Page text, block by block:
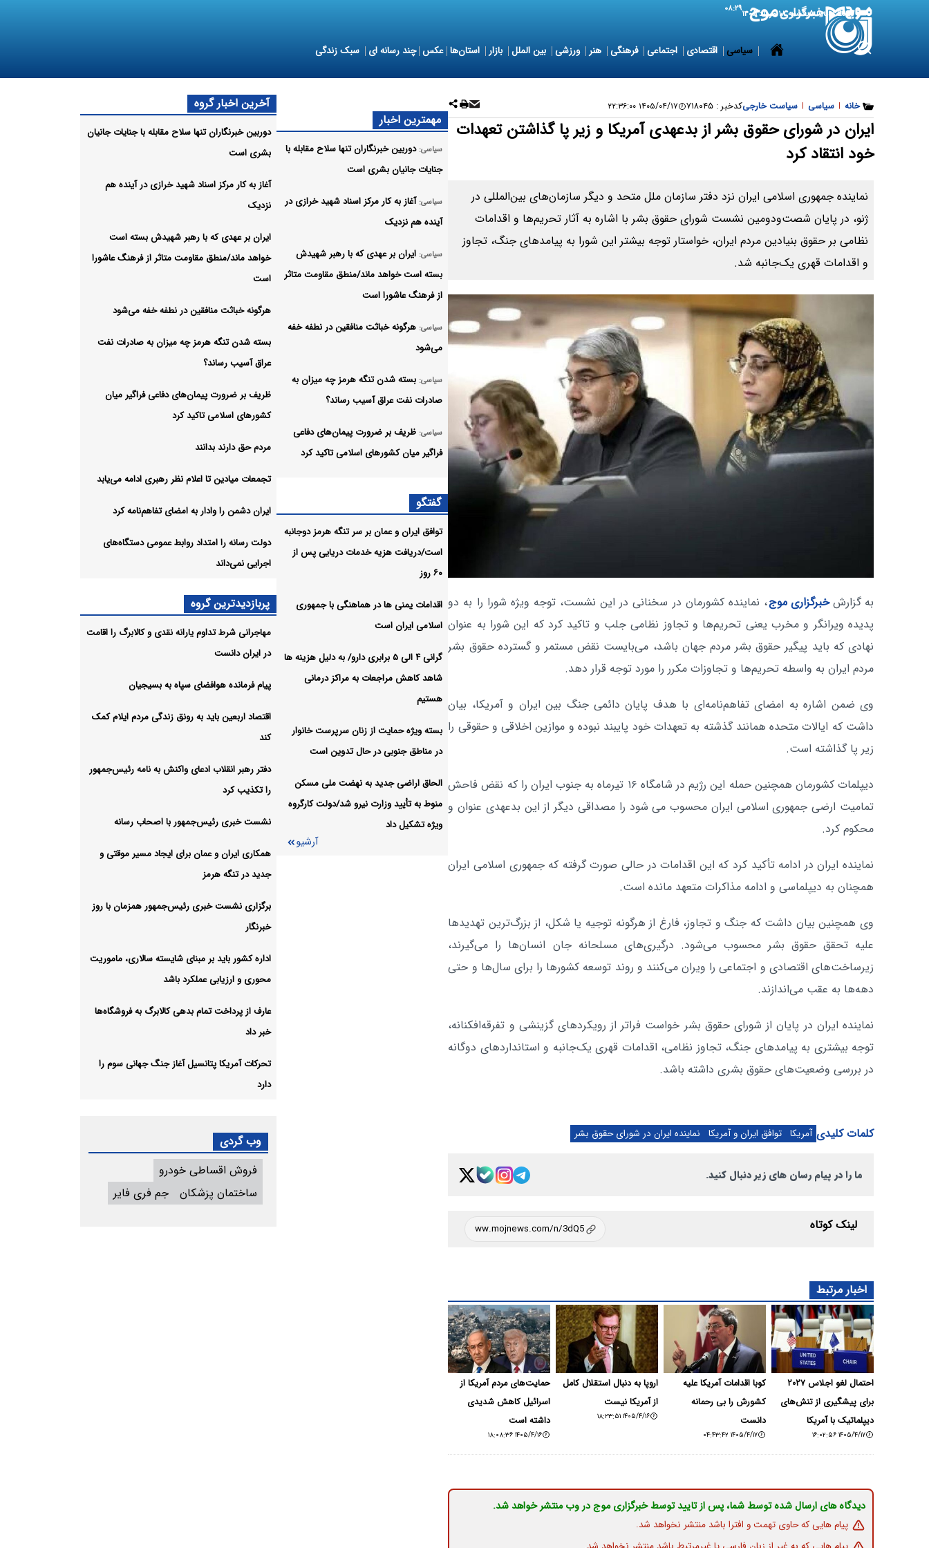
9 August 2026 یکشنبه ۱۸ مرداد ۱۴۰۵ ۰۸:۲۹
سیاسی اقتصادی اجتماعی فرهنگی هنر ورزشی بین الملل بازار استان‌ها عکس چند رسانه ای سبک زندگی
خانه | سیاسی | سیاست خارجیکدخبر : ۷۱۸۰۴۵ ۱۴۰۵/۰۴/۱۷ ۲۲:۳۶:۰۰
ایران در شورای حقوق بشر از بدعهدی آمریکا و زیر پا گذاشتن تعهدات
خود انتقاد کرد
نماینده جمهوری اسلامی ایران نزد دفتر سازمان ملل متحد و دیگر سازمان‌های بین‌المللی در
ژنو، در پایان شصت‌ودومین نشست شورای حقوق بشر با اشاره به آثار تحریم‌ها و اقدامات
نظامی بر حقوق بنیادین مردم ایران، خواستار توجه بیشتر این شورا به پیامدهای جنگ، تجاوز
و اقدامات قهری یک‌جانبه شد.
به گزارشخبرگزاری موج، نماینده کشورمان در سخنانی در این نشست، توجه ویژه شورا را به دو
پدیده ویرانگر و مخرب یعنی تحریم‌ها و تجاوز نظامی جلب و تاکید کرد که این شورا به عنوان
نهادی که باید پیگیر حقوق بشر مردم جهان باشد، می‌بایست نقض مستمر و گسترده حقوق بشر
مردم ایران به واسطه تحریم‌ها و تجاوزات مکرر را مورد توجه قرار دهد.
وی ضمن اشاره به امضای تفاهم‌نامه‌ای با هدف پایان دائمی جنگ بین ایران و آمریکا، بیان
داشت که ایالات متحده همانند گذشته به تعهدات خود پایبند نبوده و موازین اخلاقی و حقوقی را
زیر پا گذاشته است.
دیپلمات کشورمان همچنین حمله این رژیم در شامگاه ۱۶ تیرماه به جنوب ایران را که نقض فاحش
تمامیت ارضی جمهوری اسلامی ایران محسوب می شود را مصداقی دیگر از این بدعهدی عنوان و
محکوم کرد.
نماینده ایران در ادامه تأکید کرد که این اقدامات در حالی صورت گرفته که جمهوری اسلامی ایران
همچنان به دیپلماسی و ادامه مذاکرات متعهد مانده است.
وی همچنین بیان داشت که جنگ و تجاوز، فارغ از هرگونه توجیه یا شکل، از بزرگ‌ترین تهدیدها
علیه تحقق حقوق بشر محسوب می‌شود. درگیری‌های مسلحانه جان انسان‌ها را می‌گیرند،
زیرساخت‌های اقتصادی و اجتماعی را ویران می‌کنند و روند توسعه کشورها را برای سال‌ها و حتی
دهه‌ها به عقب می‌اندازند.
نماینده ایران در پایان از شورای حقوق بشر خواست فراتر از رویکردهای گزینشی و تفرقه‌افکنانه،
توجه بیشتری به پیامدهای جنگ، تجاوز نظامی، اقدامات قهری یک‌جانبه و استانداردهای دوگانه
در بررسی وضعیت‌های حقوق بشری داشته باشد.
کلمات کلیدی آمریکا توافق ایران و آمریکا نماینده ایران در شورای حقوق بشر
ما را در پیام رسان های زیر دنبال کنید.
لینک کوتاه
اخبار مرتبط
احتمال لغو اجلاس ۲۰۲۷
برای پیشگیری از تنش‌های
دیپلماتیک با آمریکا
۱۴۰۵/۴/۱۷ ۱۶:۰۲:۵۶
کوبا اقدامات آمریکا علیه
کشورش را بی رحمانه
دانست
۱۴۰۵/۴/۱۷ ۰۴:۴۳:۴۲
اروپا به دنبال استقلال کامل
از آمریکا نیست
۱۴۰۵/۴/۱۶ ۱۸:۲۳:۵۱
حمایت‌های مردم آمریکا از
اسرائیل کاهش شدیدی
داشته است
۱۴۰۵/۴/۱۶ ۱۸:۰۸:۳۶
دیدگاه های ارسال شده توسط شما، پس از تایید توسط خبرگزاری موج در وب منتشر خواهد شد.
پیام هایی که حاوی تهمت و افترا باشد منتشر نخواهد شد.
مهمترین اخبار
سیاسی: دوربین خبرنگاران تنها سلاح مقابله با
جنایات جانیان بشری است
سیاسی: آغاز به کار مرکز اسناد شهید خرازی در
آینده هم نزدیک
سیاسی: ایران بر عهدی که با رهبر شهیدش
بسته است خواهد ماند/منطق مقاومت متاثر
از فرهنگ عاشورا است
سیاسی: هرگونه خباثت منافقین در نطفه خفه
می‌شود
سیاسی: بسته شدن تنگه هرمز چه میزان به
صادرات نفت عراق آسیب رساند؟
سیاسی: ظریف بر ضرورت پیمان‌های دفاعی
فراگیر میان کشورهای اسلامی تاکید کرد
سیاسی: تجمعات میادین تا اعلام نظر رهبری
ادامه می‌یابد
سیاسی:
سیاسی:
دولت رسانه را امتداد روابط عمومی
آرشیو
گفتگو
توافق ایران و عمان بر سر تنگه هرمز دوجانبه
است/دریافت هزیه خدمات دریایی پس از
۶۰ روز
اقدامات یمنی ها در هماهنگی با جمهوری
اسلامی ایران است
گرانی ۴ الی ۵ برابری دارو/ به دلیل هزینه ها
شاهد کاهش مراجعات به مراکز درمانی
هستیم
بسته ویژه حمایت از زنان سرپرست خانوار
در مناطق جنوبی در حال تدوین است
الحاق اراضی جدید به نهضت ملی مسکن
منوط به تأیید وزارت نیرو شد/دولت کارگروه
ویژه تشکیل داد
آرشیو
آخرین اخبار گروه
دوربین خبرنگاران تنها سلاح مقابله با جنایات جانیان
بشری است
آغاز به کار مرکز اسناد شهید خرازی در آینده هم
نزدیک
ایران بر عهدی که با رهبر شهیدش بسته است
خواهد ماند/منطق مقاومت متاثر از فرهنگ عاشورا
است
هرگونه خباثت منافقین در نطفه خفه می‌شود
بسته شدن تنگه هرمز چه میزان به صادرات نفت
عراق آسیب رساند؟
ظریف بر ضرورت پیمان‌های دفاعی فراگیر میان
کشورهای اسلامی تاکید کرد
مردم حق دارند بدانند
تجمعات میادین تا اعلام نظر رهبری ادامه می‌یابد
ایران دشمن را وادار به امضای تفاهم‌نامه کرد
دولت رسانه را امتداد روابط عمومی دستگاه‌های
اجرایی نمی‌داند
پربازدیدترین گروه
مهاجرانی شرط تداوم یارانه نقدی و کالابرگ را اقامت
در ایران دانست
پیام فرمانده هوافضای سپاه به بسیجیان
اقتصاد اربعین باید به رونق زندگی مردم ایلام کمک
کند
دفتر رهبر انقلاب ادعای واکنش به نامه رئیس‌جمهور
را تکذیب کرد
نشست خبری رئیس‌جمهور با اصحاب رسانه
همکاری ایران و عمان برای ایجاد مسیر موقتی و
جدید در تنگه هرمز
برگزاری نشست خبری رئیس‌جمهور همزمان با روز
خبرنگار
اداره کشور باید بر مبنای شایسته سالاری، ماموریت
محوری و ارزیابی عملکرد باشد
عارف از پرداخت تمام بدهی کالابرگ به فروشگاه‌ها
خبر داد
تحرکات آمریکا پتانسیل آغاز جنگ جهانی سوم را
دارد
وب گردی
فروش اقساطی خودرو
ساختمان پزشکان
جم فری فایر